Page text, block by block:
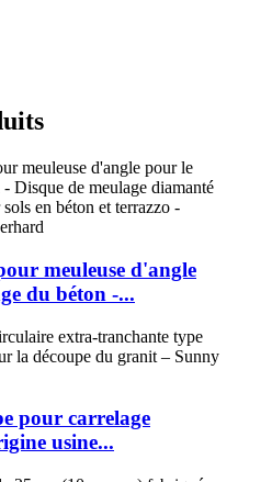
meuleuse d'angle
du béton -...
pour carrelage
usine...